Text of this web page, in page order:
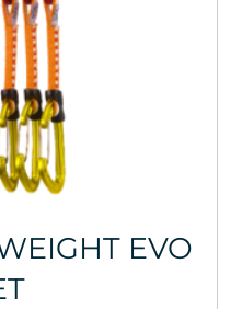
EVO